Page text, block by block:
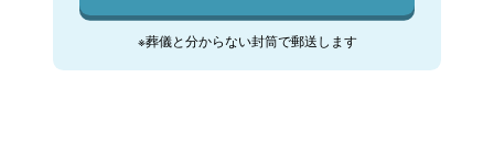
※葬儀と分からない封筒で郵送します